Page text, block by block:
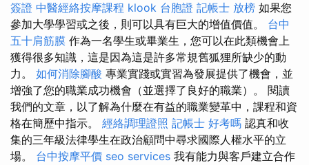
簽證 中醫經絡按摩課程 klook 台胞證 記帳士 放榜 如果您
參加大學學習或之後，則可以具有巨大的增值價值。 台中
五十肩筋膜 作為一名學生或畢業生，您可以在此類機會上
獲得很多知識，這是因為這是許多常規舊狐狸所缺少的動
力。 如何消除腳酸 專業實踐或實習為發展提供了機會，並
增強了您的職業成功機會（並選擇了良好的職業）。 閱讀
我們的文章，以了解為什麼在有益的職業變革中，課程和資
格在簡歷中指示。 經絡調理證照 記帳士 好考嗎 認真和收
集的三年級法律學生在政治顧問中尋求國際人權水平的立
場。 台中按摩平價 seo services 我有能力與客戶建立合作